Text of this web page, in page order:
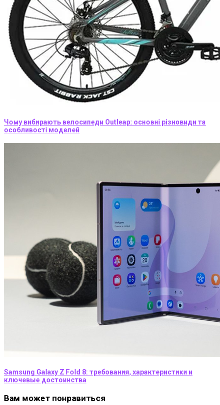
Чому вибирають велосипеди Outleap: основні різновиди та
особливості моделей
Samsung Galaxy Z Fold 8: требования, характеристики и
ключевые достоинства
Вам может понравиться